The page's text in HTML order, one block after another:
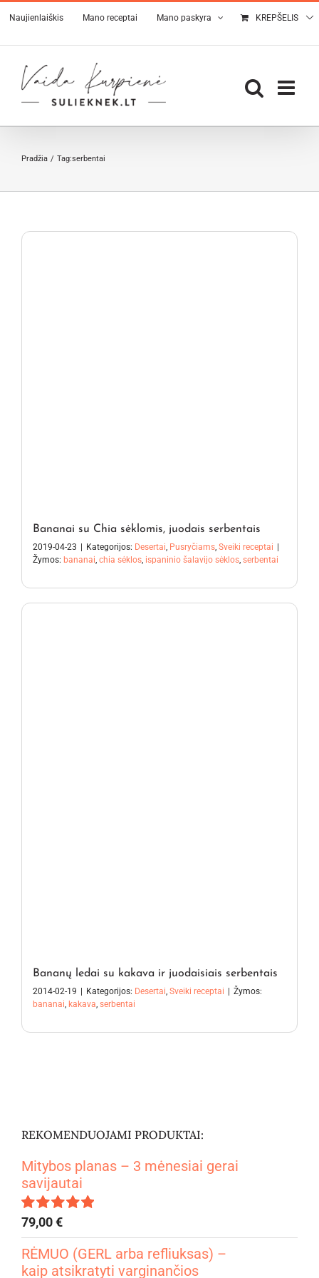
Skip
to
content
Naujienlaiškis Mano receptai Mano paskyra KREPŠELIS
Pradžia Tag:serbentai
Bananai su Chia sėklomis, juodais serbentais
2019-04-23 | Kategorijos: Desertai Pusryčiams Sveiki receptai |
Žymos: bananai chia sėklos ispaninio šalavijo sėklos serbentai
Bananų ledai su kakava ir juodaisiais serbentais
2014-02-19 Kategorijos: Desertai, Sveiki receptai
Žymos:
bananai, kakava, serbentai
REKOMENDUOJAMI PRODUKTAI:
Mitybos planas – 3 mėnesiai gerai
savijautai
Įvertinimas:
4.99iš 5
79,00€
RĖMUO (GERL arba refliuksas) –
kaip atsikratyti varginančios